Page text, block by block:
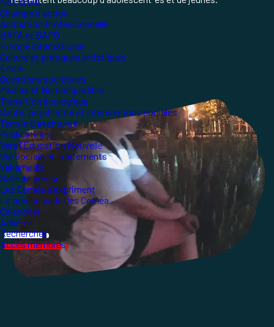
Champs d'action
Animation Professionnelle
BAFA et BAFD
Europe international
Culture et pratiques artistiques
École
Questions sociétales
Médias et Numérique libre
Transition écologique
Santé, psychiatrie et interventions sociales
Terrain d'aventures
Publications
Vers l'Éducation Nouvelle
Vie Sociale et Traitements
Yakamedia
Salle de presse
Les Ceméa s'expriment
La presse parle des Ceméa
Calendrier
Adhérer
Rechercher
Accès membres